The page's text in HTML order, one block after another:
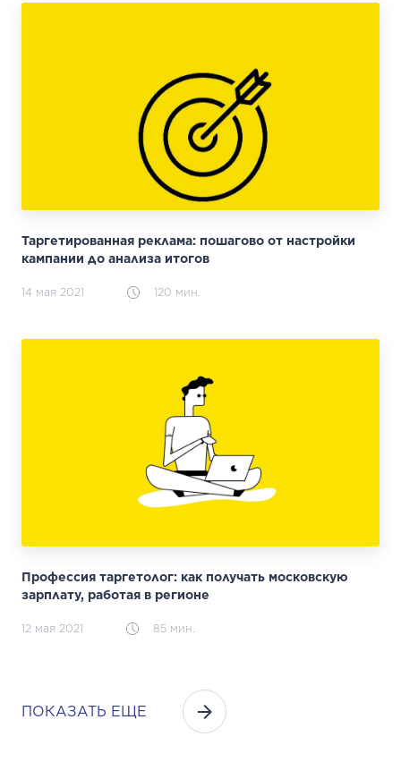
Таргетированная реклама: пошагово от настройки
кампании до анализа итогов
14 мая 2021 120 мин.
Профессия таргетолог: как получать московскую
зарплату, работая в регионе
12 мая 2021 85 мин.
ПОКАЗАТЬ ЕЩЕ